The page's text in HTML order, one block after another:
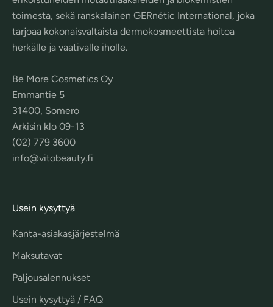
toimesta, sekä ranskalainen GERnétic International, joka
tarjoaa kokonaisvaltaista dermokosmeettista hoitoa
herkälle ja vaativalle iholle.
Be More Cosmetics Oy
Emmantie 5
31400, Somero
Arkisin klo 09-13
(02) 779 3600
info@vitobeauty.fi
Usein kysyttyä
Kanta-asiakasjärjestelmä
Maksutavat
Paljousalennukset
Usein kysyttyä / FAQ